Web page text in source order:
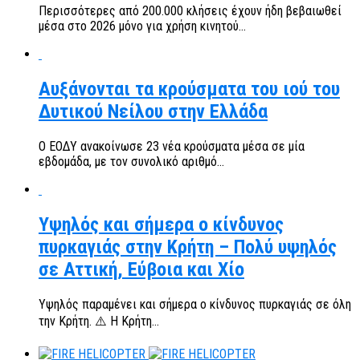
Περισσότερες από 200.000 κλήσεις έχουν ήδη βεβαιωθεί
μέσα στο 2026 μόνο για χρήση κινητού...
Αυξάνονται τα κρούσματα του ιού του
Δυτικού Νείλου στην Ελλάδα
Ο ΕΟΔΥ ανακοίνωσε 23 νέα κρούσματα μέσα σε μία
εβδομάδα, με τον συνολικό αριθμό...
Υψηλός και σήμερα ο κίνδυνος
πυρκαγιάς στην Κρήτη – Πολύ υψηλός
σε Αττική, Εύβοια και Χίο
Υψηλός παραμένει και σήμερα ο κίνδυνος πυρκαγιάς σε όλη
την Κρήτη. ⚠️ Η Κρήτη...